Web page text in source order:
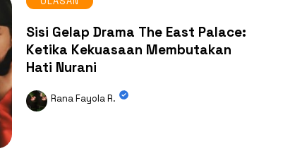
Sisi Gelap Drama The East Palace:
Ketika Kekuasaan Membutakan
Hati Nurani
Rana Fayola R.